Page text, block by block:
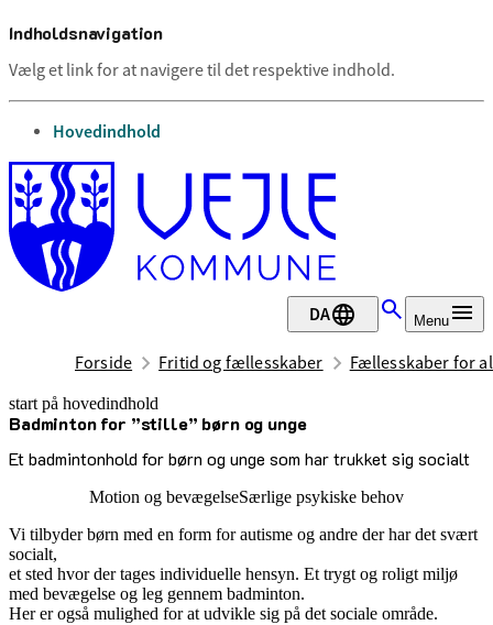
Indholdsnavigation
Vælg et link for at navigere til det respektive indhold.
gå til
Hovedindhold
DA Menu
Forside Fritid og fællesskaber Fællesskaber for
start på hovedindhold
Badminton for ”stille” børn og unge
Et badmintonhold for børn og unge som har trukket sig socialt
senest opdateret 12. maj 2026
Motion og bevægelseSærlige psykiske behov
Vi tilbyder børn med en form for autisme og andre der har det svært
socialt,
et sted hvor der tages individuelle hensyn. Et trygt og roligt miljø
med bevægelse og leg gennem badminton.
Her er også mulighed for at udvikle sig på det sociale område.